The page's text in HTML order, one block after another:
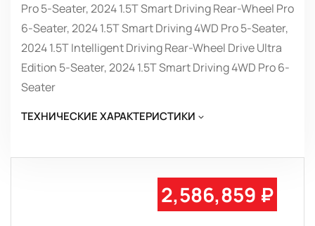
Pro 5-Seater, 2024 1.5T Smart Driving Rear-Wheel Pro
6-Seater, 2024 1.5T Smart Driving 4WD Pro 5-Seater,
2024 1.5T Intelligent Driving Rear-Wheel Drive Ultra
Edition 5-Seater, 2024 1.5T Smart Driving 4WD Pro 6-
Seater
ТЕХНИЧЕСКИЕ ХАРАКТЕРИСТИКИ
2,586,859 ₽